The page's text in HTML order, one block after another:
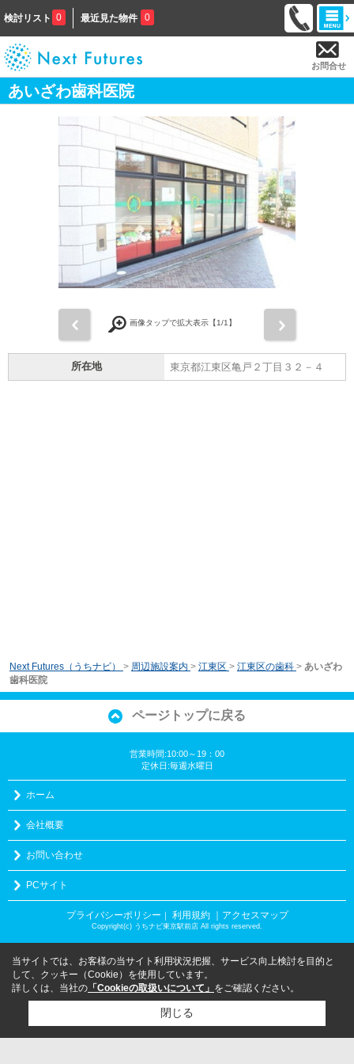
検討リスト 0 最近見た物件 0
お問合せ
あいざわ歯科医院
画像タップで拡大表示【1/1】
所在地 東京都江東区亀戸２丁目３２－４
Next Futures（うちナビ） > 周辺施設案内 > 江東区 > 江東区の歯科 > あいざわ
歯科医院
ページトップに戻る
営業時間:10:00～19：00
定休日:毎週水曜日
ホーム
会社概要
お問い合わせ
PCサイト
プライバシーポリシー ｜ 利用規約 ｜アクセスマップ
Copyright(c) うちナビ東京駅前店 All rights reserved.
当サイトでは、お客様の当サイト利用状況把握、サービス向上検討を目的と
して、クッキー（Cookie）を使用しています。
詳しくは、当社の 「Cookieの取扱いについて」 をご確認ください。
閉じる